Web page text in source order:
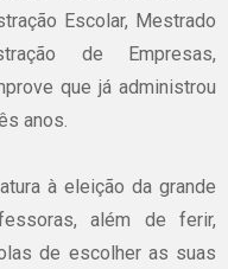
Escolar, Mestrado
de Empresas,
que já administrou
anos.
à eleição da grande
além de ferir,
de escolher as suas